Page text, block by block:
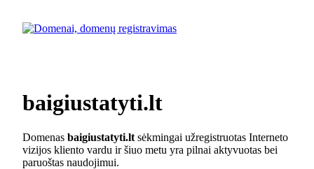
baigiustatyti.lt
Domenas baigiustatyti.lt sėkmingai užregistruotas Interneto
vizijos kliento vardu ir šiuo metu yra pilnai aktyvuotas bei
paruoštas naudojimui.